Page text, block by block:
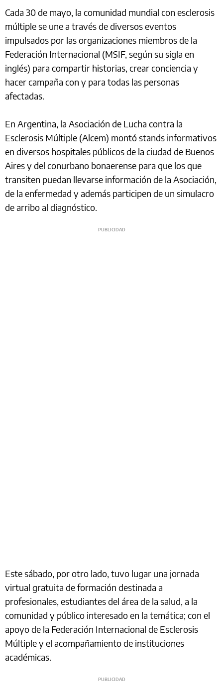
Cada 30 de mayo, la comunidad mundial con esclerosis
múltiple se une a través de diversos eventos
impulsados por las organizaciones miembros de la
Federación Internacional (MSIF, según su sigla en
inglés) para compartir historias, crear conciencia y
hacer campaña con y para todas las personas
afectadas.
En Argentina, la Asociación de Lucha contra la
Esclerosis Múltiple (Alcem) montó stands informativos
en diversos hospitales públicos de la ciudad de Buenos
Aires y del conurbano bonaerense para que los que
transiten puedan llevarse información de la Asociación,
de la enfermedad y además participen de un simulacro
de arribo al diagnóstico.
Este sábado, por otro lado, tuvo lugar una jornada
virtual gratuita de formación destinada a
profesionales, estudiantes del área de la salud, a la
comunidad y público interesado en la temática; con el
apoyo de la Federación Internacional de Esclerosis
Múltiple y el acompañamiento de instituciones
académicas.